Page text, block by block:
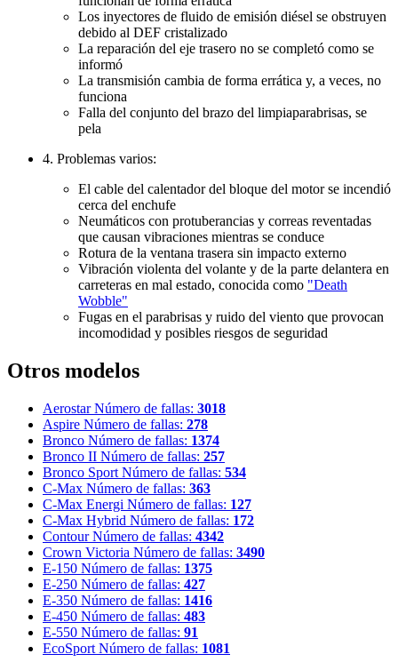
Los inyectores de fluido de emisión diésel se obstruyen
debido al DEF cristalizado
La reparación del eje trasero no se completó como se
informó
La transmisión cambia de forma errática y, a veces, no
funciona
Falla del conjunto del brazo del limpiaparabrisas, se
pela
4. Problemas varios:
El cable del calentador del bloque del motor se incendió
cerca del enchufe
Neumáticos con protuberancias y correas reventadas
que causan vibraciones mientras se conduce
Rotura de la ventana trasera sin impacto externo
Vibración violenta del volante y de la parte delantera en
carreteras en mal estado, conocida como "Death
Wobble"
Fugas en el parabrisas y ruido del viento que provocan
incomodidad y posibles riesgos de seguridad
Otros modelos
Aerostar Número de fallas: 3018
Aspire Número de fallas: 278
Bronco Número de fallas: 1374
Bronco II Número de fallas: 257
Bronco Sport Número de fallas: 534
C-Max Número de fallas: 363
C-Max Energi Número de fallas: 127
C-Max Hybrid Número de fallas: 172
Contour Número de fallas: 4342
Crown Victoria Número de fallas: 3490
E-150 Número de fallas: 1375
E-250 Número de fallas: 427
E-350 Número de fallas: 1416
E-450 Número de fallas: 483
E-550 Número de fallas: 91
EcoSport Número de fallas: 1081